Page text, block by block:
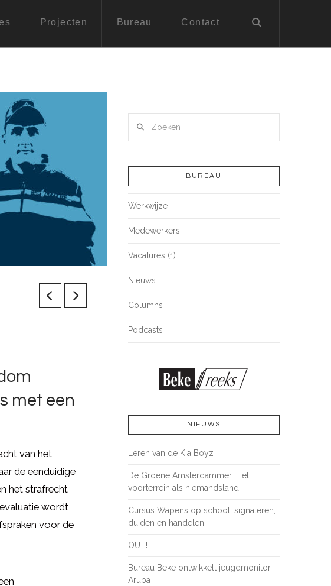
Projecten Bureau Contact
met een
van het
de eenduidige
het strafrecht
wordt
voor de
BUREAU
Werkwijze
Medewerkers
Vacatures (1)
Nieuws
Columns
Podcasts
NIEUWS
Leren van de Kia Boyz
De Groene Amsterdammer: Het
voorterrein als niemandsland
Cursus Wapens op school: signaleren,
duiden en handelen
OUT!
Bureau Beke ontwikkelt jeugdmonitor
Aruba